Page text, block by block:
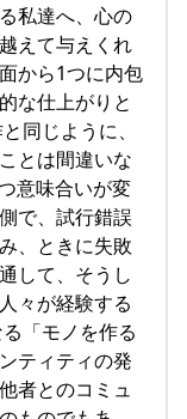
私達へ、心の
えて与えくれ
から1つに内包
な仕上がりと
同じように、
とは間違いな
意味合いが変
で、試行錯誤
、ときに失敗
して、そうし
々が経験する
「モノを作る
ティティの発
者とのコミュ